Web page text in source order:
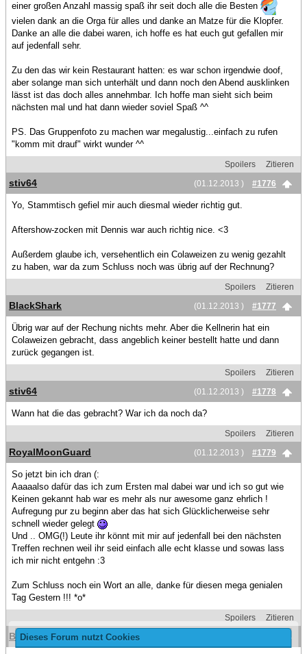
Dieses Forum nutzt Cookies
einer großen Anzahl massig spaß ihr seit doch alle die Besten
vielen dank an die Orga für alles und danke an Matze für die Klopfer.
Danke an alle die dabei waren, ich hoffe es hat euch gut gefallen mir
auf jedenfall sehr.
Zu den das wir kein Restaurant hatten: es war schon irgendwie doof,
aber solange man sich unterhält und dann noch den Abend ausklinken
lässt ist das doch alles annehmbar. Ich hoffe man sieht sich beim
nächsten mal und hat dann wieder soviel Spaß ^^
PS. Das Gruppenfoto zu machen war megalustig...einfach zu rufen
"komm mit drauf" wirkt wunder ^^
Spoilers
Zitieren
(01.12.2013 )
#1776
stiv64
Yo, Stammtisch gefiel mir auch diesmal wieder richtig gut.
Aftershow-zocken mit Dennis war auch richtig nice. <3
Außerdem glaube ich, versehentlich ein Colaweizen zu wenig gezahlt
zu haben, war da zum Schluss noch was übrig auf der Rechnung?
Spoilers
Zitieren
(01.12.2013 )
#1777
BlackShark
Übrig war auf der Rechung nichts mehr. Aber die Kellnerin hat ein
Colaweizen gebracht, dass angeblich keiner bestellt hatte und dann
zurück gegangen ist.
Spoilers
Zitieren
(01.12.2013 )
#1778
stiv64
Wann hat die das gebracht? War ich da noch da?
Spoilers
Zitieren
(01.12.2013 )
#1779
RoyalMoonGuard
So jetzt bin ich dran (:
Aaaaalso dafür das ich zum Ersten mal dabei war und ich so gut wie
Keinen gekannt hab war es mehr als nur awesome ganz ehrlich !
Aufregung pur zu beginn aber das hat sich Glücklicherweise sehr
schnell wieder gelegt
Und .. OMG(!) Leute ihr könnt mit mir auf jedenfall bei den nächsten
Treffen rechnen weil ihr seid einfach alle echt klasse und sowas lass
ich mir nicht entgehn :3
Zum Schluss noch ein Wort an alle, danke für diesen mega genialen
Tag Gestern !!! *o*
Spoilers
Zitieren
BlackShark